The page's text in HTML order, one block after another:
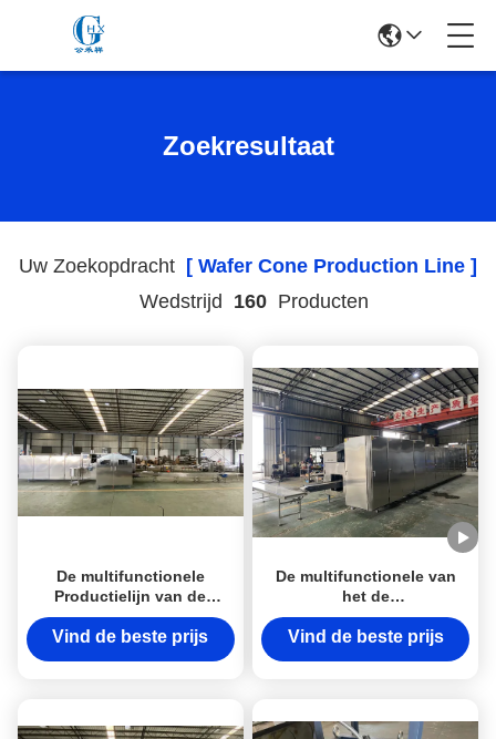
Zoekresultaat
Uw Zoekopdracht [ Wafer Cone Production Line ]
Wedstrijd 160Producten
De multifunctionele
Productielijn van de
Wafeltjekegel/Roomijskegel
Productieinstallatie
Vind de beste prijs
De multifunctionele van
het de
Productielijn3800pcs/h
Roomijs van de
Wafeltjekegel Machine van
Vind de beste prijs